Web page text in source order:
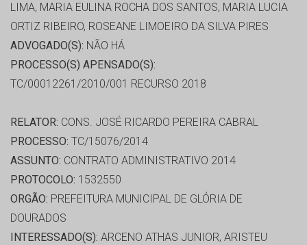
LIMA, MARIA EULINA ROCHA DOS SANTOS, MARIA LUCIA
ORTIZ RIBEIRO, ROSEANE LIMOEIRO DA SILVA PIRES
ADVOGADO(S): NÃO HÁ
PROCESSO(S) APENSADO(S):
TC/00012261/2010/001 RECURSO 2018
RELATOR: CONS. JOSÉ RICARDO PEREIRA CABRAL
PROCESSO: TC/15076/2014
ASSUNTO: CONTRATO ADMINISTRATIVO 2014
PROTOCOLO: 1532550
ORGÃO: PREFEITURA MUNICIPAL DE GLÓRIA DE
DOURADOS
INTERESSADO(S): ARCENO ATHAS JUNIOR, ARISTEU